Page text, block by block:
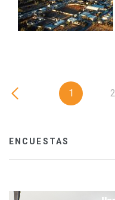
1 2
ENCUESTAS